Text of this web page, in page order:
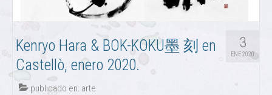
3
ENE 2020
Kenryo Hara & BOK-KOKU墨 刻 en
Castellò, enero 2020.
publicado en: arte